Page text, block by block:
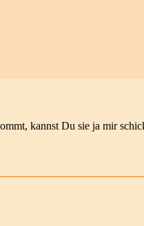
kannst Du sie ja mir